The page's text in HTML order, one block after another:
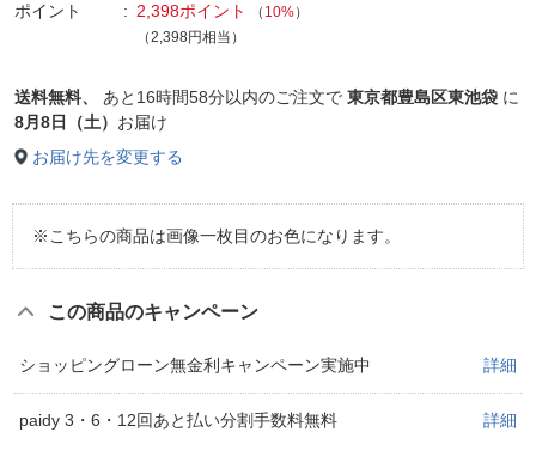
ポイント 2,398ポイント （ 10%）
（2,398円相当）
送料無料、 あと 16時間58分以内のご注文で 東京都豊島区東池袋 に
8月8日（土） お届け
お届け先を変更する
※こちらの商品は画像一枚目のお色になります。
この商品のキャンペーン
ショッピングローン無金利キャンペーン実施中 詳細
paidy 3・6・12回あと払い分割手数料無料 詳細